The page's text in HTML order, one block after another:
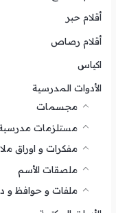
أقلام حبر
أقلام رصاص
اكياس
الأدوات المدرسية
مجسمات
مستلزمات
مفكرات و اوراق
ملصقات الأسم
ملفات و حوافظ و